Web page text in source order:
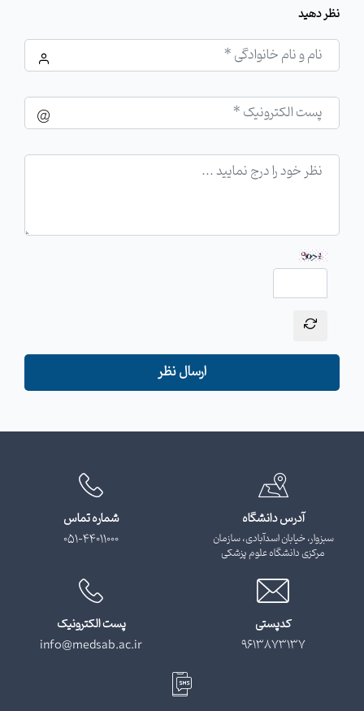
نظر دهید
ارسال نظر
آدرس دانشگاه
سبزوار، خیابان اسدآبادی، سازمان
مرکزی دانشگاه علوم پزشکی
شماره تماس
051-44011000
کدپستی
9613873137
پست الکترونیک
info@medsab.ac.ir